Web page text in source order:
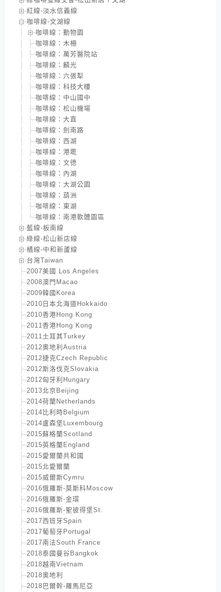
紅線-淡水信義線
咖啡線-文湖線
咖啡線：動物園
咖啡線：木柵
咖啡線：萬芳醫院站
咖啡線：麟光
咖啡線：六張犁
咖啡線：科技大樓
咖啡線：中山國中
咖啡線：松山機場
咖啡線：大直
咖啡線：劍南路
咖啡線：西湖
咖啡線：港墘
咖啡線：文德
咖啡線：內湖
咖啡線：大湖公園
咖啡線：葫洲
咖啡線：東湖
咖啡線：南港軟體園區
藍線-板南線
綠線-松山新店線
橘線-中和新蘆線
台灣Taiwan
2007美國 Los Angeles
2008澳門Macao
2009韓國Korea
2010日本北海道Hokkaido
2010香港Hong Kong
2011香港Hong Kong
2011土耳其Turkey
2012奧地利Austria
2012捷克Czech Republic
2012斯洛伐克Slovakia
2012匈牙利Hungary
2013北京Beijing
2014荷蘭Netherlands
2014比利時Belgium
2014盧森堡Luxembourg
2015蘇格蘭Scotland
2015英格蘭England
2015愛爾蘭共和國
2015北愛爾蘭
2015威爾斯Cymru
2016俄羅斯-莫斯科Moscow
2016俄羅斯-金環
2016俄羅斯-聖彼得堡St.
2017西班牙Spain
2017葡萄牙Portugal
2017南法South France
2018泰國曼谷Bangkok
2018越南Vietnam
2018奧地利
2018巴爾幹-羅馬尼亞